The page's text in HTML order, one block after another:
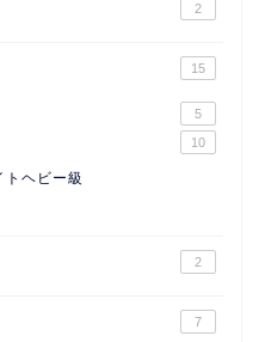
2
15
5
10
ヘビー級
2
7